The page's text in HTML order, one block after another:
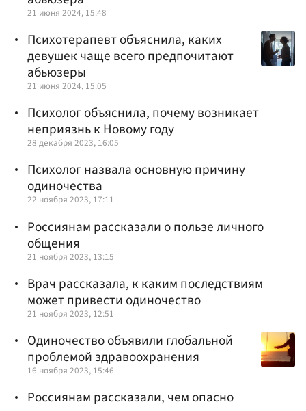
21 июня 2024, 15:48
Психотерапевт объяснила, каких
девушек чаще всего предпочитают
абьюзеры
21 июня 2024, 15:05
Психолог объяснила, почему возникает
неприязнь к Новому году
28 декабря 2023, 16:05
Психолог назвала основную причину
одиночества
22 ноября 2023, 17:11
Россиянам рассказали о пользе личного
общения
21 ноября 2023, 13:15
Врач рассказала, к каким последствиям
может привести одиночество
21 ноября 2023, 12:51
Одиночество объявили глобальной
проблемой здравоохранения
16 ноября 2023, 15:46
Россиянам рассказали, чем опасно